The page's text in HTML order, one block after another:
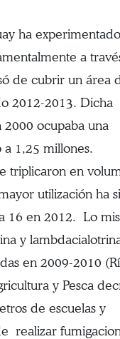
ha
a
de cubrir un área
2012-2013. Dicha
ocupaba una
a 1,25 millones.
triplicaron en
utilización ha
16 en 2012. Lo
y
en 2009-2010
y Pesca
de escuelas y
realizar